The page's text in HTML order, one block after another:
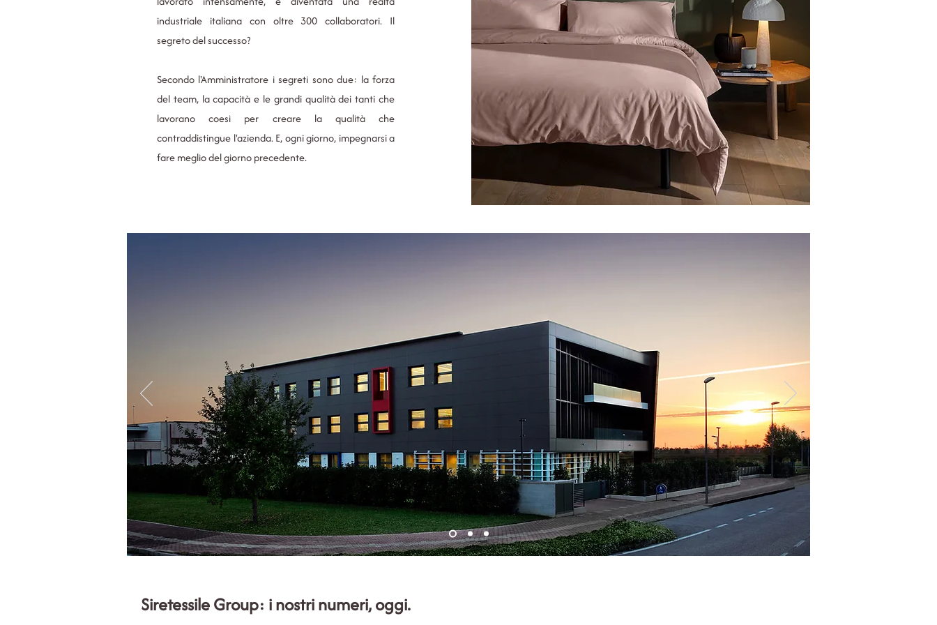
industriale italiana con oltre 300 collaboratori. Il
segreto del successo?
Secondo l'Amministratore i segreti sono due: la forza
del team, la capacità e le grandi qualità dei tanti che
lavorano coesi per creare la qualità che
contraddistingue l'azienda. E, ogni giorno, impegnarsi a
fare meglio del giorno precedente.
Siretessile Group: i nostri numeri, oggi.